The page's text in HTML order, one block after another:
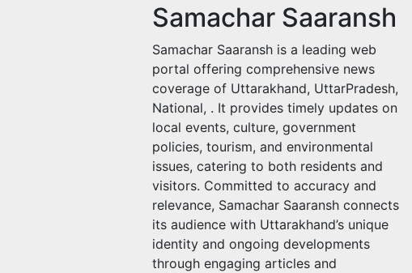
Samachar Saaransh
Samachar Saaransh is a leading web
portal offering comprehensive news
coverage of Uttarakhand, UttarPradesh,
National, . It provides timely updates on
local events, culture, government
policies, tourism, and environmental
issues, catering to both residents and
visitors. Committed to accuracy and
relevance, Samachar Saaransh connects
its audience with Uttarakhand’s unique
identity and ongoing developments
through engaging articles and